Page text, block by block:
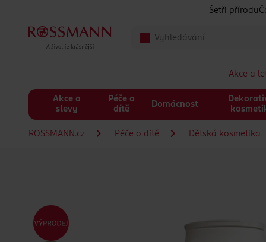
Šetři přírodu
Akce a
Akce a
slevy
Péče o
dítě
Domácnost
ROSSMANN.cz Péče o dítě Dětská kosmetika